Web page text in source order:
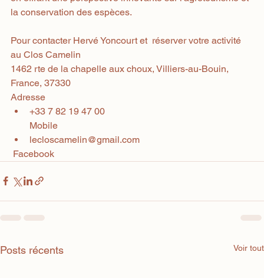
la conservation des espèces.
Pour contacter Hervé Yoncourt et  réserver votre activité
au Clos Camelin
1462 rte de la chapelle aux choux, Villiers-au-Bouin,
France, 37330
Adresse
+33 7 82 19 47 00
Mobile
lecloscamelin@gmail.com
Facebook
Posts récents Voir tout